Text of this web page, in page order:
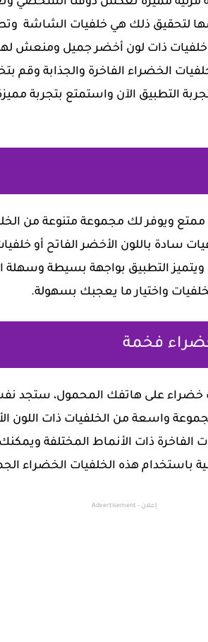
لتحقيق ذلك هي خلفيات الشاشة
عن خلفيات ذات لون أخضر جميل ومنعش
الخضراء الفاخرة والجذابة
التطبيق الآن واستمتع بتجربة
ويوفر لك مجموعة متنوعة من
سادة باللون الأخضر الفاتح أو
التطبيق بواجهة بسيطة وسهلة
واختيار ما يعجبك بسهولة.
فخمة
خضراء على هاتفك المحمول، ستجد
واسعة من الخلفيات ذات اللون
الفاخرة ذات الأنماط المختلفة
باستخدام هذه الخلفيات الخضراء
إعلان - Advertisement